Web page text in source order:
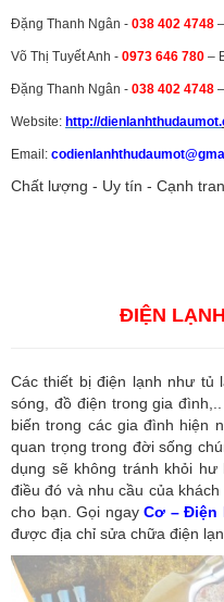
Đặng Thanh Ngân - 038 402 4748
Võ Thị Tuyết Anh - 0973 646 780 –
Đặng Thanh Ngân - 038 402 4748
Website: http://dienlanhthudaumot.
Email:
Chất lượng - Uy tín - Cạnh
ĐIỆN
Các thiết bị điện lạnh như tủ
sóng, đồ điện trong gia
biến trong các gia đình hiện
quan trọng trong đời sống
dụng sẽ không tránh khỏi
điều đó và nhu cầu của
cho bạn. Gọi ngayCơ – Điện
được địa chỉ sửa chữa điện